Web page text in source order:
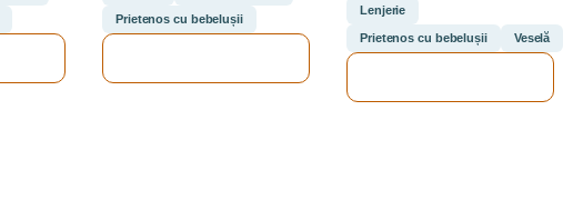
Prietenos cu bebelușii
Lenjerie
Prietenos cu bebelușii Veselă